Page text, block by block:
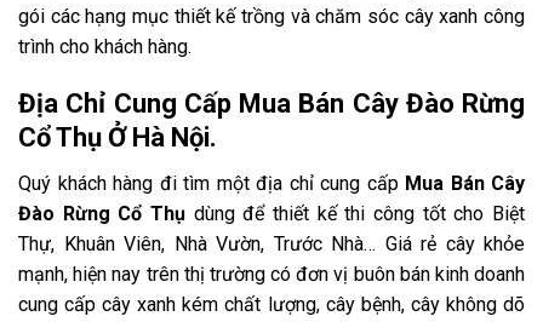
gói các hạng mục thiết kế trồng và chăm sóc cây xanh công
trình cho khách hàng.
Địa Chỉ Cung Cấp Mua Bán Cây Đào Rừng
Cổ Thụ Ở Hà Nội.
Quý khách hàng đi tìm một địa chỉ cung cấpMua Bán Cây
Đào Rừng Cổ Thụ dùng để thiết kế thi công tốt cho Biệt
Thự, Khuân Viên, Nhà Vườn, Trước Nhà… Giá rẻ cây khỏe
mạnh, hiện nay trên thị trường có đơn vị buôn bán kinh doanh
cung cấp cây xanh kém chất lượng, cây bệnh, cây không dõ